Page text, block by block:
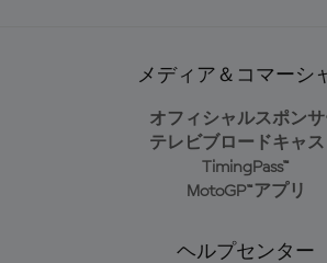
メディア＆コマーシ
オフィシャルスポンサ
テレビブロードキャス
TimingPass™
MotoGP™アプリ
ヘルプセンター